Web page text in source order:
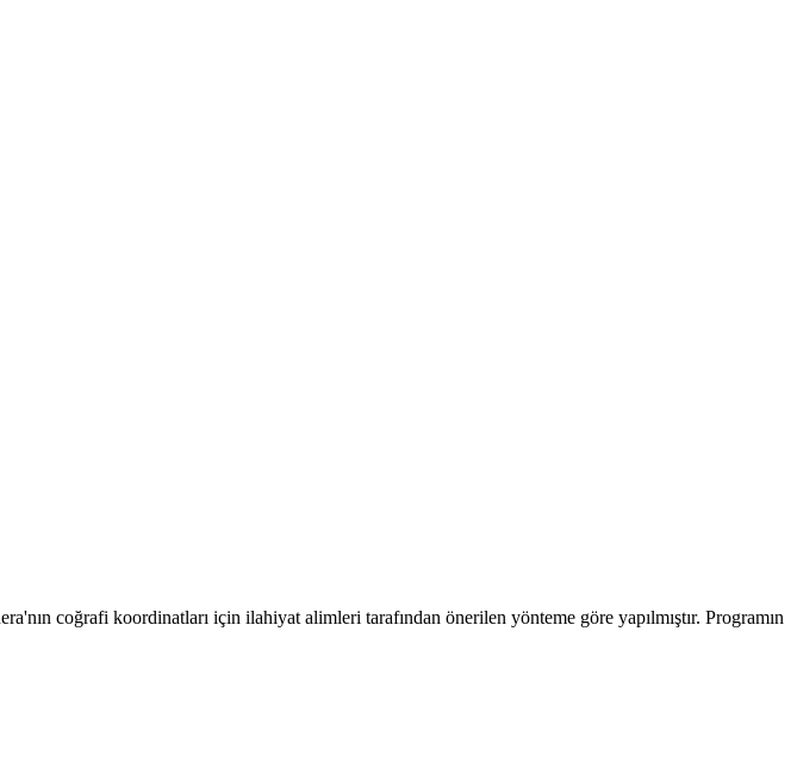
coğrafi koordinatları için ilahiyat alimleri tarafından önerilen yönteme göre yapılmıştır. Programın